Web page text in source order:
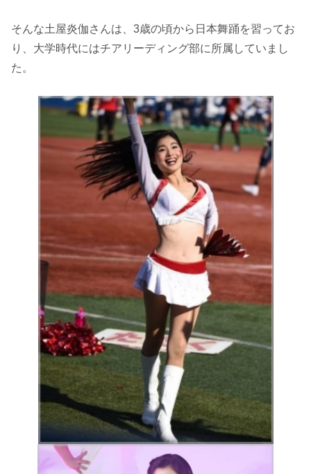
そんな土屋炎伽さんは、3歳の頃から日本舞踊を習ってお
り、大学時代にはチアリーディング部に所属していまし
た。